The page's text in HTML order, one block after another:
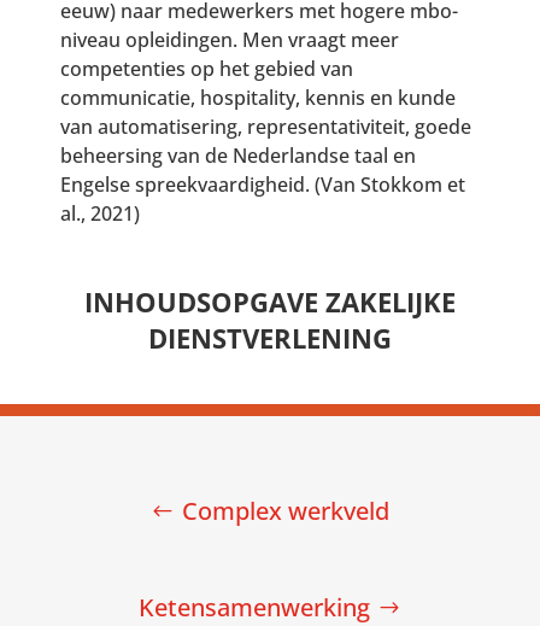
eeuw) naar medewerkers met hogere mbo-
niveau opleidingen. Men vraagt meer
competenties op het gebied van
communicatie, hospitality, kennis en kunde
van automatisering, representativiteit, goede
beheersing van de Nederlandse taal en
Engelse spreekvaardigheid. (Van Stokkom et
al., 2021)
INHOUDSOPGAVE ZAKELIJKE
DIENSTVERLENING
Complex werkveld
Ketensamenwerking